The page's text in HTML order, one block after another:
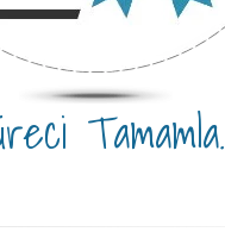
Tamamla.